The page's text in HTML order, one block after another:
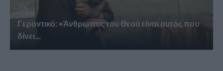
Γεροντικό: «Άνθρωπος του Θεού είναι αυτός που
δίνει...